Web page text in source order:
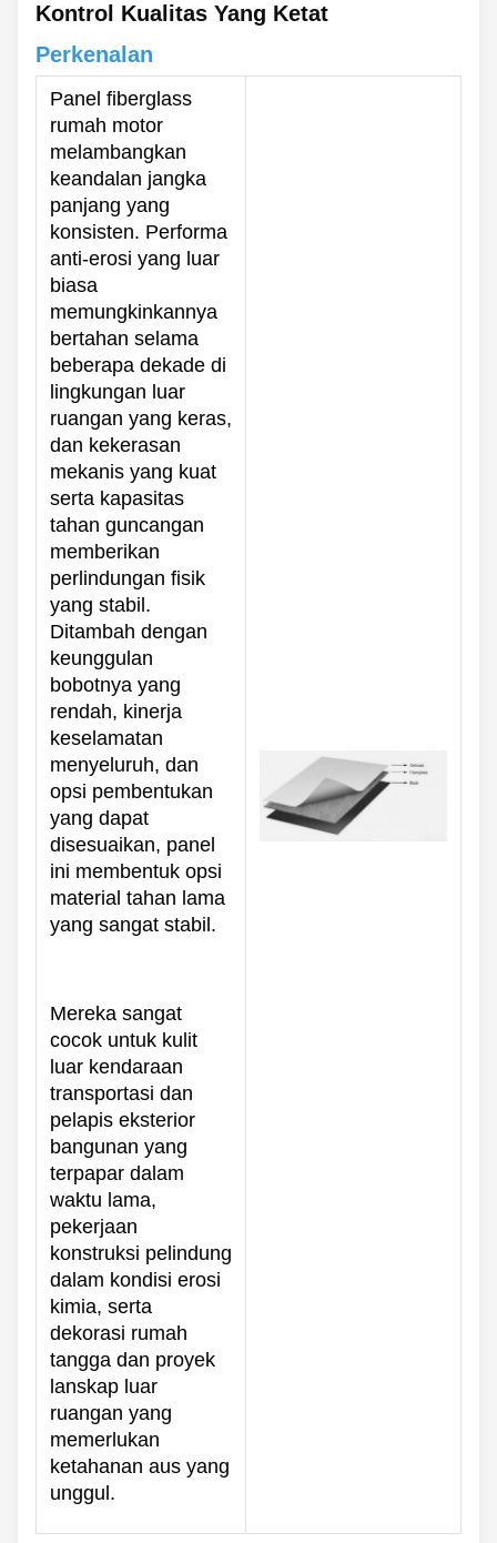
Kontrol Kualitas Yang Ketat
Perkenalan
Panel fiberglass
rumah motor
melambangkan
keandalan jangka
panjang yang
konsisten. Performa
anti-erosi yang luar
biasa
memungkinkannya
bertahan selama
beberapa dekade di
lingkungan luar
ruangan yang keras,
dan kekerasan
mekanis yang kuat
serta kapasitas
tahan guncangan
memberikan
perlindungan fisik
yang stabil.
Ditambah dengan
keunggulan
bobotnya yang
rendah, kinerja
keselamatan
menyeluruh, dan
opsi pembentukan
yang dapat
disesuaikan, panel
ini membentuk opsi
material tahan lama
yang sangat stabil.
Mereka sangat
cocok untuk kulit
luar kendaraan
transportasi dan
pelapis eksterior
bangunan yang
terpapar dalam
waktu lama,
pekerjaan
konstruksi pelindung
dalam kondisi erosi
kimia, serta
dekorasi rumah
tangga dan proyek
lanskap luar
ruangan yang
memerlukan
ketahanan aus yang
unggul.